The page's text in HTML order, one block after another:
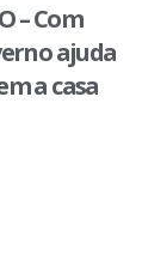
– Com
ajuda
a casa